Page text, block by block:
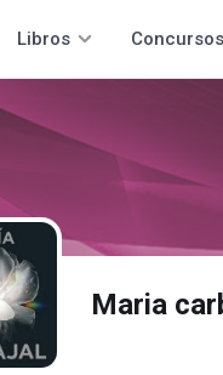
Libros Concursos
Maria